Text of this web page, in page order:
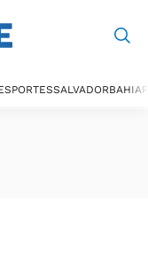
SALVADORBAHIA